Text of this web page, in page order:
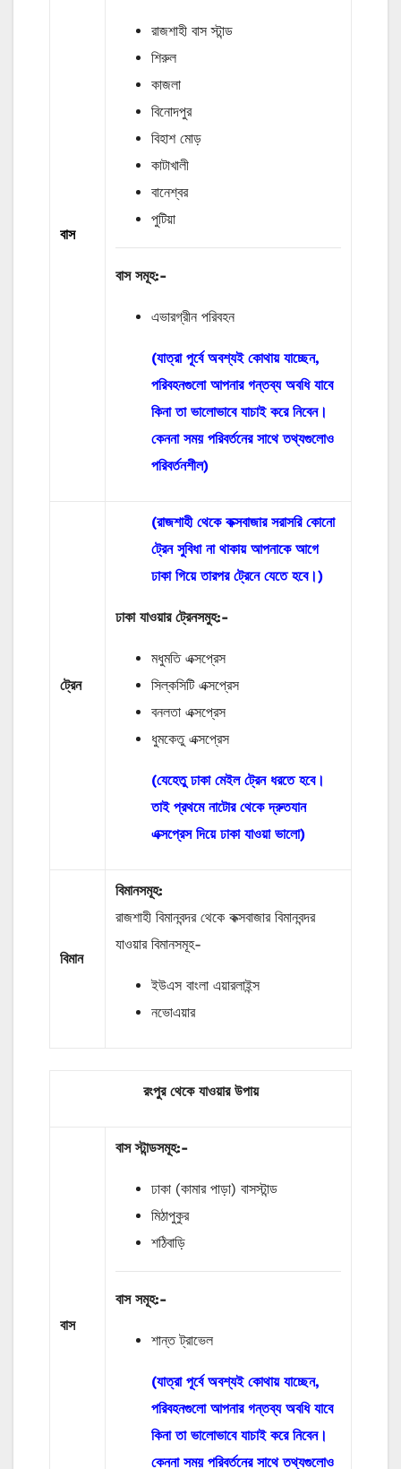
বাস
রাজশাহী বাস স্টান্ড
শিরুল
কাজলা
বিনোদপুর
বিহাশ মোড়
কাটাখালী
বানেশ্বর
পুটিয়া
বাস সমূহ:-
এভারগ্রীন পরিবহন
(যাত্রা পূর্বে অবশ্যই কোথায় যাচ্ছেন,
পরিবহনগুলো আপনার গন্তব্য অবধি যাবে
কিনা তা ভালোভাবে যাচাই করে নিবেন।
কেননা সময় পরিবর্তনের সাথে তথ্যগুলোও
পরিবর্তনশীল)
ট্রেন
(রাজশাহী থেকে কক্সবাজার সরাসরি কোনো
ট্রেন সুবিধা না থাকায় আপনাকে আগে
ঢাকা গিয়ে তারপর ট্রেনে যেতে হবে।)
ঢাকা যাওয়ার ট্রেনসমুহ:-
মধুমতি এক্সপ্রেস
সিল্কসিটি এক্সপ্রেস
বনলতা এক্সপ্রেস
ধুমকেতু এক্সপ্রেস
(যেহেতু ঢাকা মেইল ট্রেন ধরতে হবে।
তাই প্রথমে নাটোর থেকে দ্রুতযান
এক্সপ্রেস দিয়ে ঢাকা যাওয়া ভালো)
বিমান
বিমানসমূহ:
রাজশাহী বিমানবন্দর থেকে কক্সবাজার বিমানবন্দর
যাওয়ার বিমানসমূহ-
ইউএস বাংলা এয়ারলাইন্স
নভোএয়ার
রংপুর থেকে যাওয়ার উপায়
বাস
বাস স্টান্ডসমূহ:-
ঢাকা (কামার পাড়া) বাসস্টান্ড
মিঠাপুকুর
শঠিবাড়ি
বাস সমূহ:-
শান্ত ট্রাভেল
(যাত্রা পূর্বে অবশ্যই কোথায় যাচ্ছেন,
পরিবহনগুলো আপনার গন্তব্য অবধি যাবে
কিনা তা ভালোভাবে যাচাই করে নিবেন।
কেননা সময় পরিবর্তনের সাথে তথ্যগুলোও